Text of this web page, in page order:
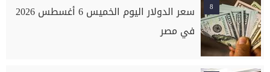
8
سعر الدولار اليوم الخميس 6 أغسطس 2026
في مصر